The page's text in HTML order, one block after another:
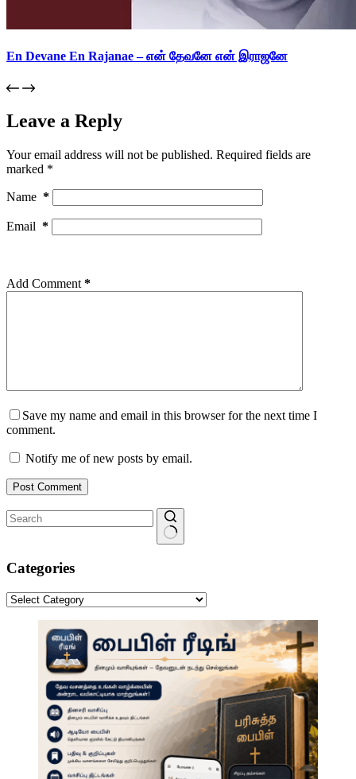
En Devane En Rajanae – என் தேவனே என் இராஜனே
Leave a Reply
Your email address will not be published. Required fields are
marked *
Name *
Email *
Add Comment *
Save my name and email in this browser for the next time I
comment.
Notify me of new posts by email.
Post Comment
results
Categories
Categories